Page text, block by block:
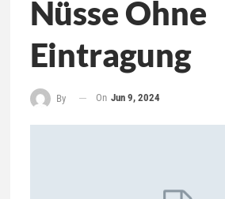
Nüsse Ohne
Eintragung
By On Jun 9, 2024